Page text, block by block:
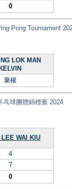
0
Pong Tournament
LOK MAN
KELVIN
棄權
乓球團體錦標賽 2024
LEE WAI KIU
4
7
0